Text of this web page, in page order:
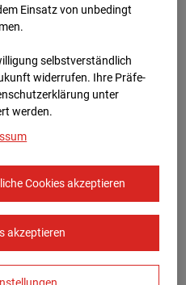
Übersicht
13:33,
Einsatz von unbedingt
selbstverständlich
widerrufen. Ihre Prä­fe­
unter
werden.
Cookies akzeptieren
akzeptieren